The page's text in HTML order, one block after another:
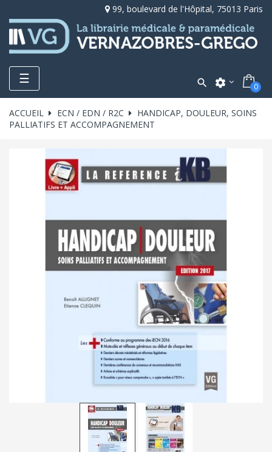
99, boulevard de l'Hôpital, 75013 Paris
Toggle
navigation
☰  settings 0
ACCUEIL ECN / EDN / R2C
HANDICAP, DOULEUR, SOINS
PALLIATIFS ET ACCOMPAGNEMENT